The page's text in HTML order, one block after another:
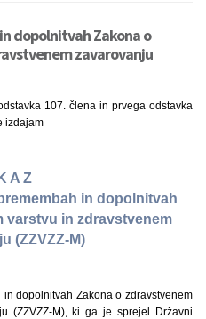
dopolnitvah Zakona o
zavarovanju
107. člena in prvega odstavka
izdajam
A Z
in dopolnitvah
varstvu in zdravstvenem
(ZZVZZ-M)
dopolnitvah Zakona o zdravstvenem
(ZZVZZ-M), ki ga je sprejel Državni